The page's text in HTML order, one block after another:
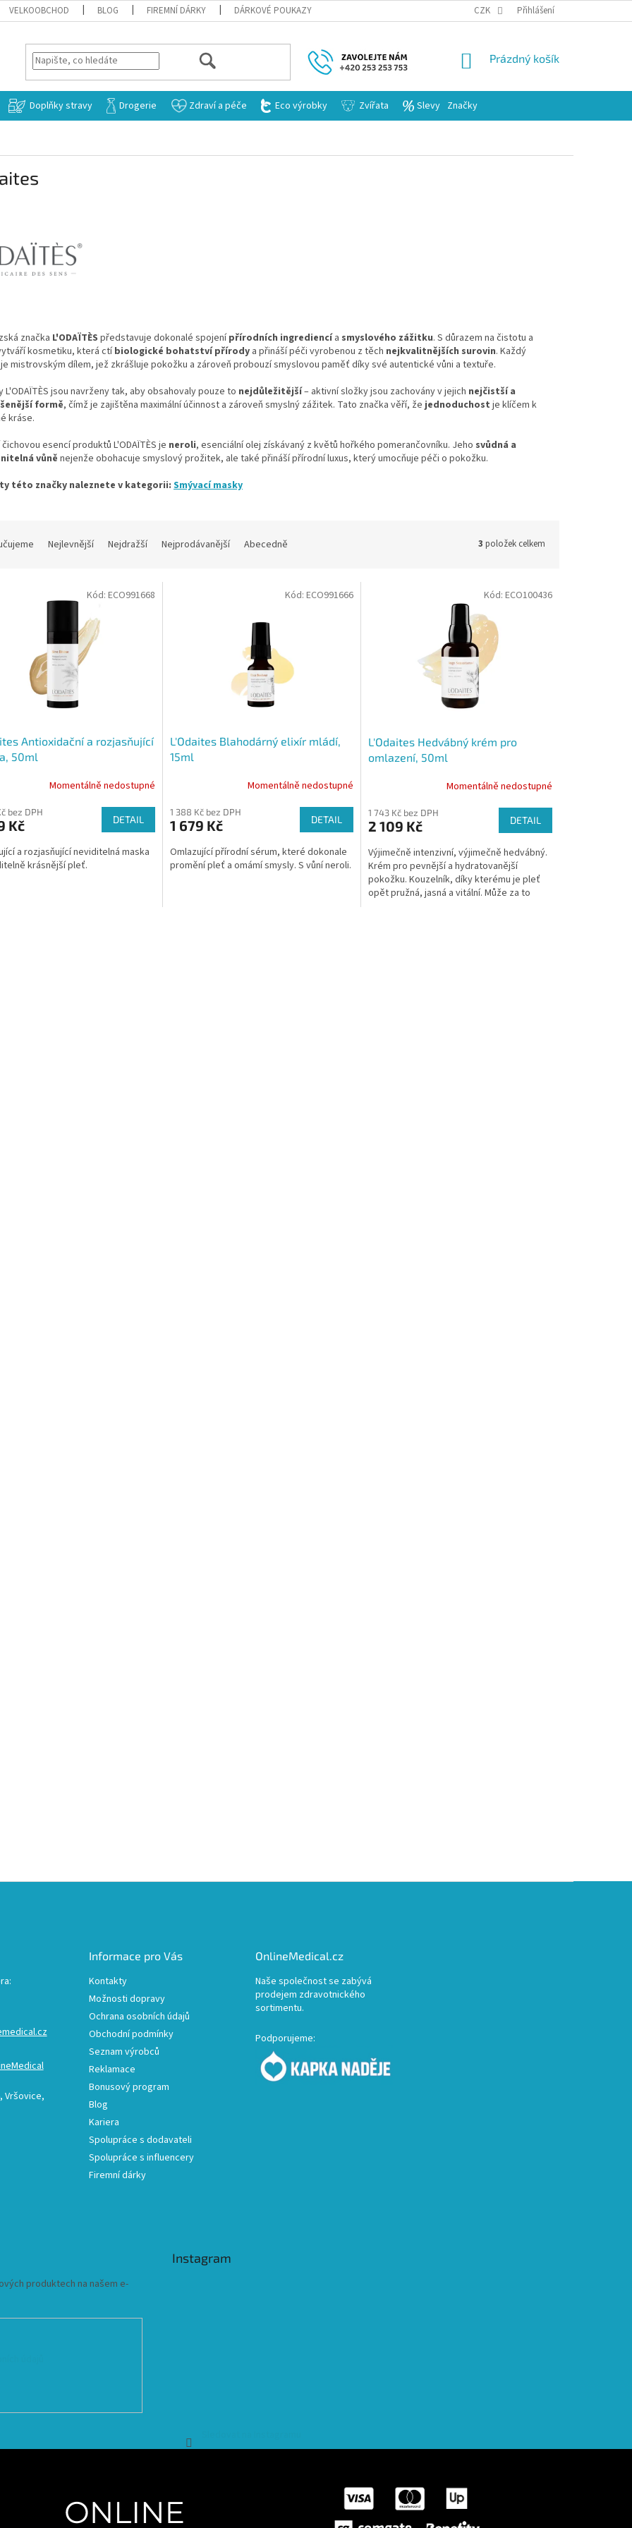
VELKOOBCHOD BLOG FIREMNÍ DÁRKY DÁRKOVÉ POUKAZY CZK Přihlášení
HLEDAT
NÁKUPNÍ
Prázdný košík
Doplňky stravy Drogerie Zdraví a péče Eco výrobky Zvířata Slevy Značky
značka L'ODAÏTÈS představuje dokonalé spojenípřírodních ingrediencía smyslového zážitku. S důrazem na čistotu a
kosmetiku, která ctíbiologické bohatství přírody a přináší péči vyrobenou z těch nejkvalitnějších surovin. Každý
mistrovským dílem, jež zkrášluje pokožku a zároveň probouzí smyslovou paměť díky své autentické vůni a textuře.
L'ODAÏTÈS jsou navrženy tak, aby obsahovaly pouze to nejdůležitější– aktivní složky jsou zachovány v jejich nejčistší a
formě, čímž je zajištěna maximální účinnost a zároveň smyslný zážitek. Tato značka věří, že jednoduchost je klíčem k
kráse.
esencí produktů L'ODAÏTÈS je neroli, esenciální olej získávaný z květů hořkého pomerančovníku. Jeho svůdná a
vůněnejenže obohacuje smyslový prožitek, ale také přináší přírodní luxus, který umocňuje péči o pokožku.
této značky naleznete v kategorii: Smývací masky
Nejlevnější Nejdražší Nejprodávanější Abecedně 3 položek celkem
Antioxidační a rozjasňující
50ml
Momentálně nedostupné
bez DPH
Kč DETAIL
a rozjasňující neviditelná maska
krásnější pleť.
Kód: ECO991668
L'Odaites Blahodárný elixír mládí,
15ml
Momentálně nedostupné
1 388 Kč bez DPH
1 679 Kč DETAIL
Omlazující přírodní sérum, které dokonale
promění pleť a omámí smysly. S vůní neroli.
Kód: ECO991666
L'Odaites Hedvábný krém pro
omlazení, 50ml
Momentálně nedostupné
1 743 Kč bez DPH
2 109 Kč DETAIL
Výjimečně intenzivní, výjimečně hedvábný.
Krém pro pevnější a hydratovanější
pokožku. Kouzelník, díky kterému je pleť
opět pružná, jasná a vitální. Může za to
Kód: ECO100436
Vršovice,
Informace pro Vás
Kontakty
Možnosti dopravy
Ochrana osobních údajů
Obchodní podmínky
Seznam výrobců
Reklamace
Bonusový program
Blog
Kariera
Spolupráce s dodavateli
Spolupráce s influencery
Firemní dárky
OnlineMedical.cz
Naše společnost se zabývá
prodejem zdravotnického
sortimentu.
Podporujeme:
produktech na našem e-
Instagram